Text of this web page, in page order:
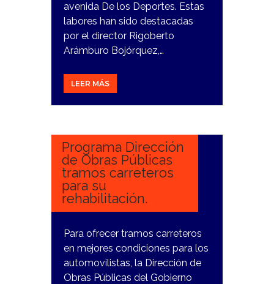
avenida De los Deportes. Estas
labores han sido destacadas
por el director Rigoberto
Arámburo Bojórquez,…
LEER MÁS
30
Programa Dirección
de Obras Públicas
tramos carreteros
para su
rehabilitación.
Para ofrecer tramos carreteros
en mejores condiciones para los
automovilistas, la Dirección de
Obras Públicas del Gobierno